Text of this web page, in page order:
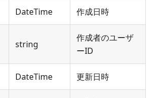
DateTime 作成日時
string
作成者のユーザ
ーID
DateTime 更新日時